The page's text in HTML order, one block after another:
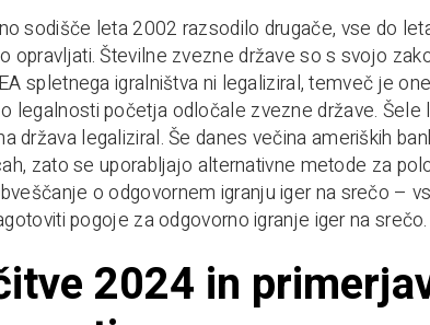
sodišče leta 2002 razsodilo drugače, vse do
opravljati. Številne zvezne države so s svojo
spletnega igralništva ni legaliziral, temveč je
legalnosti početja odločale zvezne države.
država legaliziral. Še danes večina ameriških
zato se uporabljajo alternativne metode za
o odgovornem igranju iger na srečo –
pogoje za odgovorno igranje iger na srečo.
2024 in